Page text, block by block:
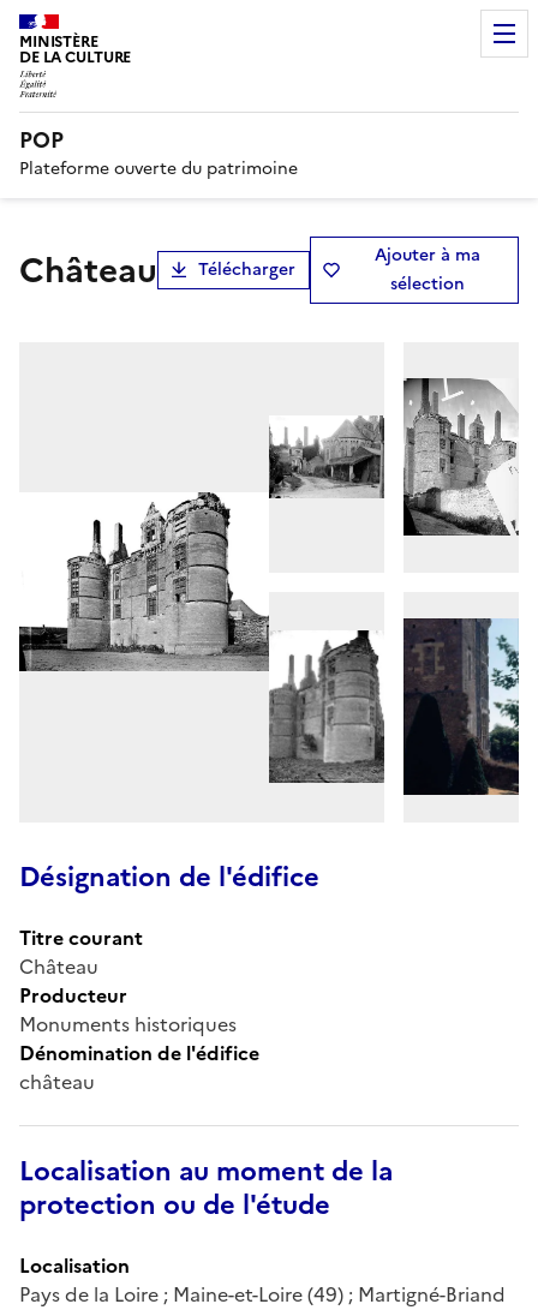
MINISTÈRE
DE LA CULTURE
POP
Plateforme ouverte du patrimoine
Château Télécharger
Ajouter à ma
sélection
Désignation de l'édifice
Titre courant
Château
Producteur
Monuments historiques
Dénomination de l'édifice
château
Localisation au moment de la
protection ou de l'étude
Localisation
Pays de la Loire ; Maine-et-Loire (49) ; Martigné-Briand